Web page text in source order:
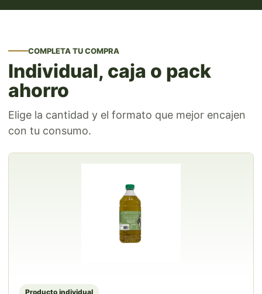
COMPLETA TU COMPRA
Individual, caja o pack
ahorro
Elige la cantidad y el formato que mejor encajen
con tu consumo.
Producto individual